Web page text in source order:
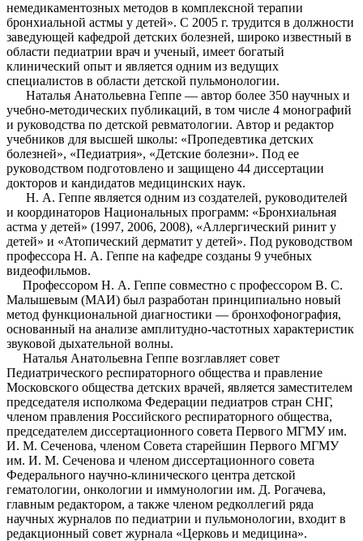
немедикаментозных методов в комплексной терапии
бронхиальной астмы у детей». С 2005 г. трудится в должности
заведующей кафедрой детских болезней, широко известный в
области педиатрии врач и ученый, имеет богатый
клинический опыт и является одним из ведущих
специалистов в области детской пульмонологии.
Наталья Анатольевна Геппе — автор более 350 научных и
учебно-методических публикаций, в том числе 4 монографий
и руководства по детской ревматологии. Автор и редактор
учебников для высшей школы: «Пропедевтика детских
болезней», «Педиатрия», «Детские болезни». Под ее
руководством подготовлено и защищено 44 диссертации
докторов и кандидатов медицинских наук.
Н. А. Геппе является одним из создателей, руководителей
и координаторов Национальных программ: «Бронхиальная
астма у детей» (1997, 2006, 2008), «Аллергический ринит у
детей» и «Атопический дерматит у детей». Под руководством
профессора Н. А. Геппе на кафедре созданы 9 учебных
видеофильмов.
Профессором Н. А. Геппе совместно с профессором В. С.
Малышевым (МАИ) был разработан принципиально новый
метод функциональной диагностики — бронхофонография,
основанный на анализе амплитудно-частотных характеристик
звуковой дыхательной волны.
Наталья Анатольевна Геппе возглавляет совет
Педиатрического респираторного общества и правление
Московского общества детских врачей, является заместителем
председателя исполкома Федерации педиатров стран СНГ,
членом правления Российского респираторного общества,
председателем диссертационного совета Первого МГМУ им.
И. М. Сеченова, членом Совета старейшин Первого МГМУ
им. И. М. Сеченова и членом диссертационного совета
Федерального научно-клинического центра детской
гематологии, онкологии и иммунологии им. Д. Рогачева,
главным редактором, а также членом редколлегий ряда
научных журналов по педиатрии и пульмонологии, входит в
редакционный совет журнала «Церковь и медицина».